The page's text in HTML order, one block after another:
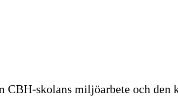
skolans miljöarbete och den